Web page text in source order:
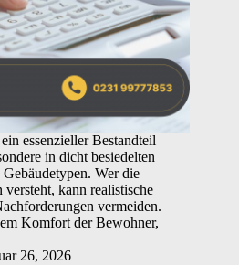
essenzieller Bestandteil
in dicht besiedelten
Wer die
kann realistische
vermeiden.
Komfort der Bewohner,
26, 2026